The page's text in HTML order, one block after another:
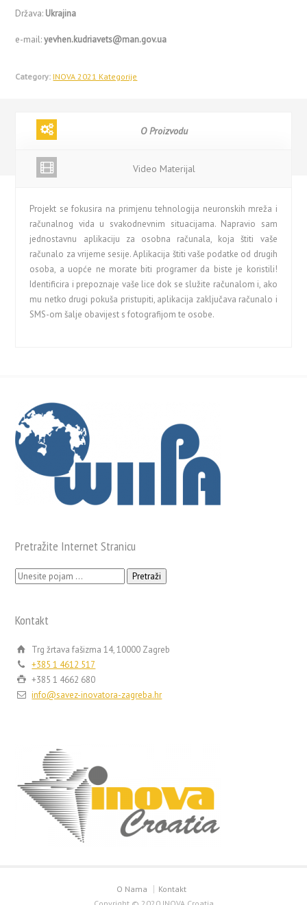
Država: Ukrajina
e-mail:yevhen.kudriavets@man.gov.ua
Category: INOVA 2021 Kategorije
O Proizvodu
Video Materijal
Projekt se fokusira na primjenu tehnologija neuronskih mreža i
računalnog vida u svakodnevnim situacijama. Napravio sam
jednostavnu aplikaciju za osobna računala, koja štiti vaše
računalo za vrijeme sesije. Aplikacija štiti vaše podatke od drugih
osoba, a uopće ne morate biti programer da biste je koristili!
Identificira i prepoznaje vaše lice dok se služite računalom i, ako
mu netko drugi pokuša pristupiti, aplikacija zaključava računalo i
SMS-om šalje obavijest s fotografijom te osobe.
Pretražite Internet Stranicu
Pretraži:
Kontakt
Trg žrtava fašizma 14, 10000 Zagreb
+385 1 4612 517
+385 1 4662 680
info@savez-inovatora-zagreba.hr
O Nama
Kontakt